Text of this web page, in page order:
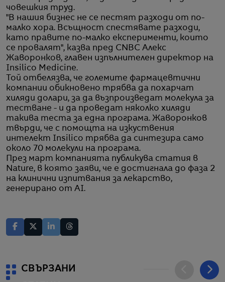
човешкия труд.
"В нашия бизнес не се пестят разходи от по-
малко хора. Всъщност спестявате разходи,
като правите по-малко експерименти, които
се провалят", казва пред CNBC Алекс
Жаворонков, главен изпълнителен директор на
Insilico Medicine.
Той отбелязва, че големите фармацевтични
компании обикновено трябва да похарчат
хиляди долари, за да възпроизведат молекула за
тестване - и да проведат няколко хиляди
такива теста за една програма. Жаворонков
твърди, че с помощта на изкуствения
интелект Insilico трябва да синтезира само
около 70 молекули на програма.
През март компанията публикува статия в
Nature, в която заяви, че е достигнала до фаза 2
на клинични изпитвания за лекарство,
генерирано от AI.
СВЪРЗАНИ